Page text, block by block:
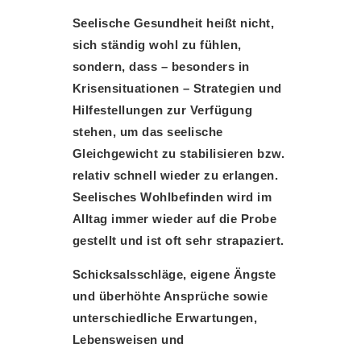
Seelische Gesundheit heißt nicht,
sich ständig wohl zu fühlen,
sondern, dass – besonders in
Krisensituationen – Strategien und
Hilfestellungen zur Verfügung
stehen, um das seelische
Gleichgewicht zu stabilisieren bzw.
relativ schnell wieder zu erlangen.
Seelisches Wohlbefinden wird im
Alltag immer wieder auf die Probe
gestellt und ist oft sehr strapaziert.
Schicksalsschläge, eigene Ängste
und überhöhte Ansprüche sowie
unterschiedliche Erwartungen,
Lebensweisen und